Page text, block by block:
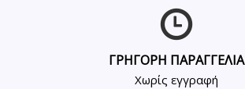
ΓΡΗΓΟΡΗ ΠΑΡΑΓΓΕΛΙΑ
Χωρίς εγγραφή